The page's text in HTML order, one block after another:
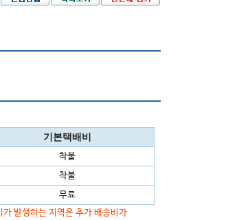
기본택배비
착불
착불
무료
발생하는 지역은 추가 배송비가